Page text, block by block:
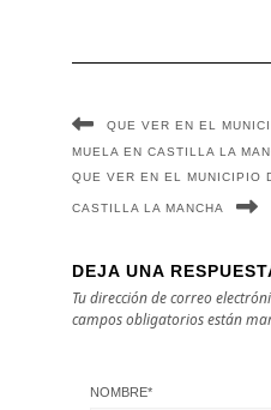
QUE VER EN EL
MUELA EN CASTILLA LA
QUE VER EN EL MUNICIPIO
CASTILLA LA MANCHA
DEJA UNA
Tu dirección de correo
campos obligatorios están
NOMBRE*